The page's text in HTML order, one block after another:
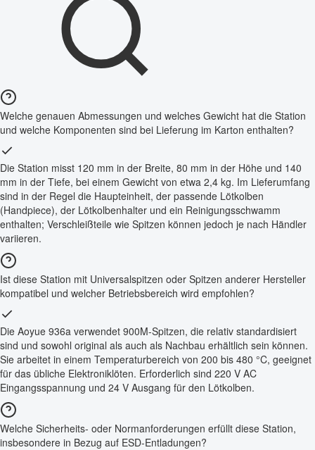
Welche genauen Abmessungen und welches Gewicht hat die Station
und welche Komponenten sind bei Lieferung im Karton enthalten?
Die Station misst 120 mm in der Breite, 80 mm in der Höhe und 140
mm in der Tiefe, bei einem Gewicht von etwa 2,4 kg. Im Lieferumfang
sind in der Regel die Haupteinheit, der passende Lötkolben
(Handpiece), der Lötkolbenhalter und ein Reinigungsschwamm
enthalten; Verschleißteile wie Spitzen können jedoch je nach Händler
variieren.
Ist diese Station mit Universalspitzen oder Spitzen anderer Hersteller
kompatibel und welcher Betriebsbereich wird empfohlen?
Die Aoyue 936a verwendet 900M-Spitzen, die relativ standardisiert
sind und sowohl original als auch als Nachbau erhältlich sein können.
Sie arbeitet in einem Temperaturbereich von 200 bis 480 °C, geeignet
für das übliche Elektroniklöten. Erforderlich sind 220 V AC
Eingangsspannung und 24 V Ausgang für den Lötkolben.
Welche Sicherheits- oder Normanforderungen erfüllt diese Station,
insbesondere in Bezug auf ESD-Entladungen?